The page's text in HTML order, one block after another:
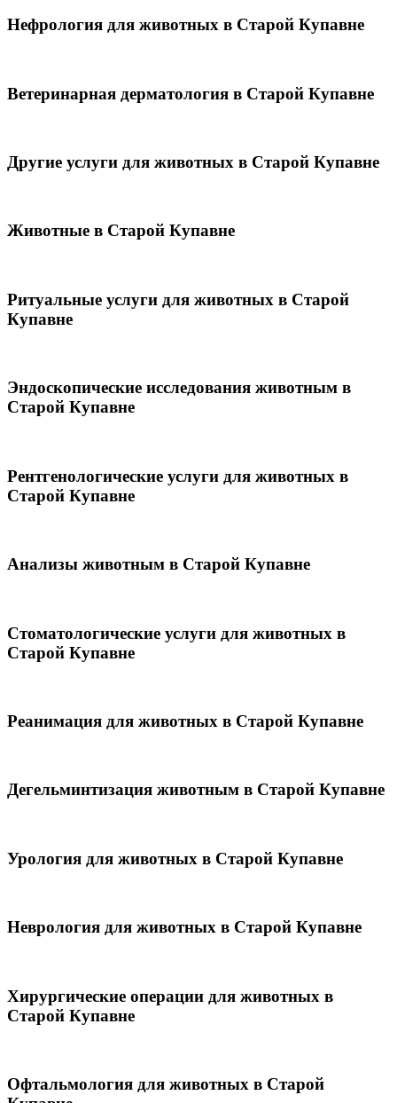
Нефрология для животных в Старой Купавне
Ветеринарная дерматология в Старой Купавне
Другие услуги для животных в Старой Купавне
Животные в Старой Купавне
Ритуальные услуги для животных в Старой
Купавне
Эндоскопические исследования животным в
Старой Купавне
Рентгенологические услуги для животных в
Старой Купавне
Анализы животным в Старой Купавне
Стоматологические услуги для животных в
Старой Купавне
Реанимация для животных в Старой Купавне
Дегельминтизация животным в Старой Купавне
Урология для животных в Старой Купавне
Неврология для животных в Старой Купавне
Хирургические операции для животных в
Старой Купавне
Офтальмология для животных в Старой